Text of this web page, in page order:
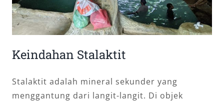
Keindahan Stalaktit
Stalaktit adalah mineral sekunder yang
menggantung dari langit-langit. Di objek